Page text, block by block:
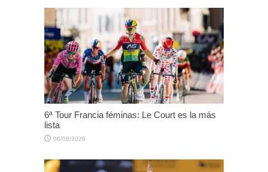
6ª Tour Francia féminas: Le Court es la más
lista
06/08/2026